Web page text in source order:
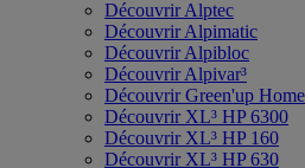
Découvrir Alptec
Découvrir Alpimatic
Découvrir Alpibloc
Découvrir Alpivar³
Découvrir Green'up Home
Découvrir XL³ HP 6300
Découvrir XL³ HP 160
Découvrir XL³ HP 630